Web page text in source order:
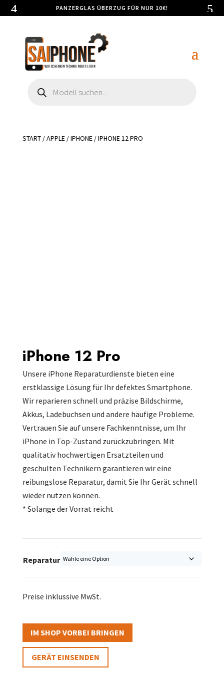
PANZERGLAS ÜBERZUG FÜR NUR 10€!
search
START/APPLE/IPHONE/ IPHONE 12 PRO
iPhone 12 Pro
Unsere iPhone Reparaturdienste bieten eine
erstklassige Lösung für Ihr defektes Smartphone.
Wir reparieren schnell und präzise Bildschirme,
Akkus, Ladebuchsen und andere häufige Probleme.
Vertrauen Sie auf unsere Fachkenntnisse, um Ihr
iPhone in Top-Zustand zurückzubringen. Mit
qualitativ hochwertigen Ersatzteilen und
geschulten Technikern garantieren wir eine
reibungslose Reparatur, damit Sie Ihr Gerät schnell
wieder nutzen können.
* Solange der Vorrat reicht
Reparatur
Preise inklussive MwSt.
IM SHOP VORBEI BRINGEN
GERÄT EINSENDEN